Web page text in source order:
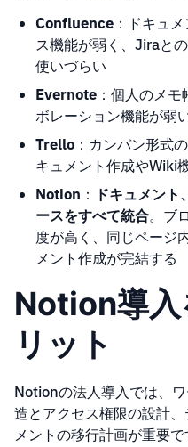
Confluence ：ドキュ
ス機能が弱く、Jiraと
使いづらい
Evernote ：個人のメ
ボレーション機能が弱
Trello ：カンバン形式
キュメント作成やWiki
Notion ： ドキュメン
ースをすべて統合。ブ
度が高く、同じページ
メント作成が完結する
Notion導入
リット
Notionの法人導入では、
造とアクセス権限の設計
メントの移行計画が重要で